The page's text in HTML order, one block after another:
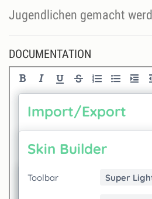
Jugendlichen gemacht
DOCUMENTATION